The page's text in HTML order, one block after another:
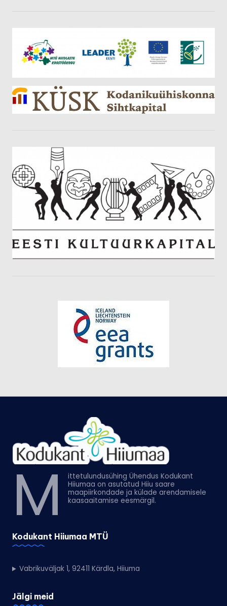
M
ittetulundusühing Ühendus Kodukant
Hiiumaa on asutatud Hiiu saare
maapiirkondade ja külade arendamisele
kaasaaitamise eesmärgil.
Kodukant Hiiumaa MTÜ
Vabrikuväljak 1, 92411 Kärdla, Hiiuma
Jälgi meid